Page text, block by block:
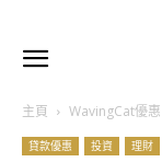
主頁 WavingCat優惠
貸款優惠 投資 理財